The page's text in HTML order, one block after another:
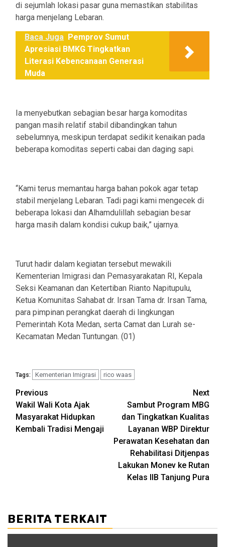
di sejumlah lokasi pasar guna memastikan stabilitas
harga menjelang Lebaran.
Baca Juga Pemprov Sumut
Apresiasi BMKG Tingkatkan
Literasi Kebencanaan Generasi
Muda
Ia menyebutkan sebagian besar harga komoditas
pangan masih relatif stabil dibandingkan tahun
sebelumnya, meskipun terdapat sedikit kenaikan pada
beberapa komoditas seperti cabai dan daging sapi.
“Kami terus memantau harga bahan pokok agar tetap
stabil menjelang Lebaran. Tadi pagi kami mengecek di
beberapa lokasi dan Alhamdulillah sebagian besar
harga masih dalam kondisi cukup baik,” ujarnya.
Turut hadir dalam kegiatan tersebut mewakili
Kementerian Imigrasi dan Pemasyarakatan RI, Kepala
Seksi Keamanan dan Ketertiban Rianto Napitupulu,
Ketua Komunitas Sahabat dr. Irsan Tama dr. Irsan Tama,
para pimpinan perangkat daerah di lingkungan
Pemerintah Kota Medan, serta Camat dan Lurah se-
Kecamatan Medan Tuntungan. (01)
Tags: Kementerian Imigrasi rico waas
Post
navigation
Previous
Wakil Wali Kota Ajak
Masyarakat Hidupkan
Kembali Tradisi Mengaji
Next
Sambut Program MBG
dan Tingkatkan Kualitas
Layanan WBP Direktur
Perawatan Kesehatan dan
Rehabilitasi Ditjenpas
Lakukan Monev ke Rutan
Kelas IIB Tanjung Pura
BERITA TERKAIT